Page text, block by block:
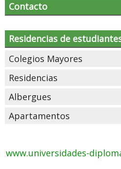
Contacto
Residencias de
Colegios Mayores
Residencias
Albergues
Apartamentos
www.universidades-